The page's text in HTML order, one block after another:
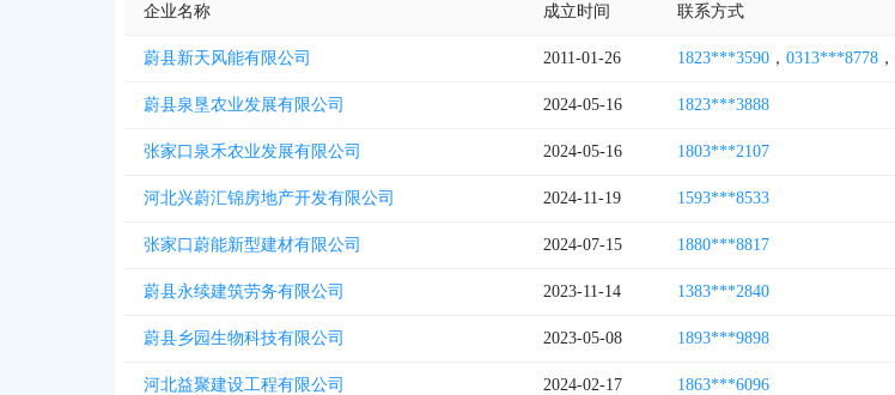
企业名称 成立时间 联系方式
蔚县新天风能有限公司 2011-01-26 1823***3590 ， 0313***8778 ，
蔚县泉垦农业发展有限公司 2024-05-16 1823***3888
张家口泉禾农业发展有限公司 2024-05-16 1803***2107
河北兴蔚汇锦房地产开发有限公司 2024-11-19 1593***8533
张家口蔚能新型建材有限公司 2024-07-15 1880***8817
蔚县永续建筑劳务有限公司 2023-11-14 1383***2840
蔚县乡园生物科技有限公司 2023-05-08 1893***9898
河北益聚建设工程有限公司 2024-02-17 1863***6096